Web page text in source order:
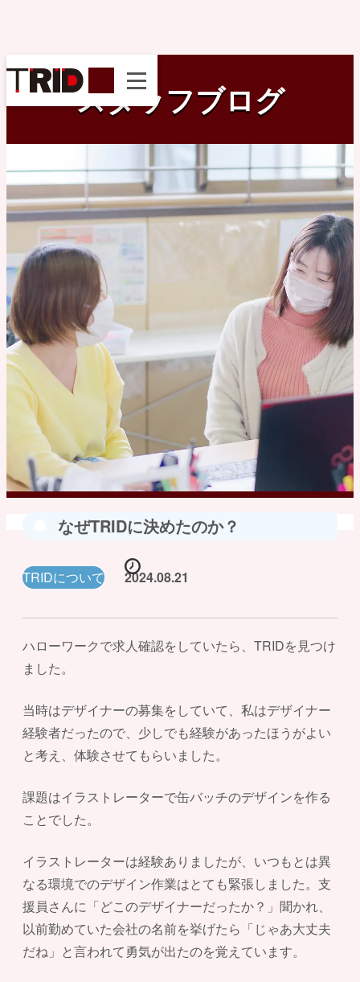
instagram
スタッフブログ
なぜTRIDに決めたのか？
TRIDについて 2024.08.21
ハローワークで求人確認をしていたら、TRIDを見つけ
ました。
当時はデザイナーの募集をしていて、私はデザイナー
経験者だったので、少しでも経験があったほうがよい
と考え、体験させてもらいました。
課題はイラストレーターで缶バッチのデザインを作る
ことでした。
イラストレーターは経験ありましたが、いつもとは異
なる環境でのデザイン作業はとても緊張しました。支
援員さんに「どこのデザイナーだったか？」聞かれ、
以前勤めていた会社の名前を挙げたら「じゃあ大丈夫
だね」と言われて勇気が出たのを覚えています。